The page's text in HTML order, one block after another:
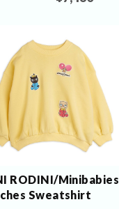
RODINI/Minibabies
Sweatshirt